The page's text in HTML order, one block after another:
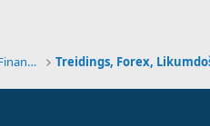
Tehnoloģijas, Kriptovalūtas un Nākotnes Finanses Treidings, Forex,